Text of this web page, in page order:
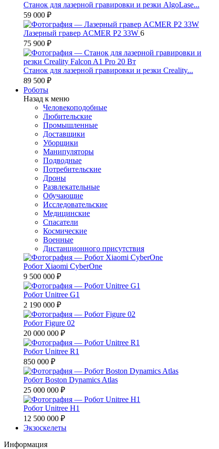
Станок для лазерной гравировки и резки AlgoLase...
59 000 ₽
Лазерный гравер ACMER P2 33W 6
75 900 ₽
Станок для лазерной гравировки и резки Creality...
89 500 ₽
Роботы
Назад к меню
Человекоподобные
Любительские
Промышленные
Доставщики
Уборщики
Манипуляторы
Подводные
Потребительские
Дроны
Развлекательные
Обучающие
Исследовательские
Медицинские
Спасатели
Космические
Военные
Дистанционного присутствия
Робот Xiaomi CyberOne
9 500 000 ₽
Робот Unitree G1
2 190 000 ₽
Робот Figure 02
20 000 000 ₽
Робот Unitree R1
850 000 ₽
Робот Boston Dynamics Atlas
25 000 000 ₽
Робот Unitree H1
12 500 000 ₽
Экзоскелеты
Информация